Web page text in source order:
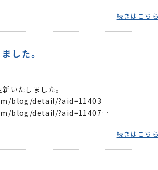
続きはこちら
した。
いたしました。
blog/detail/?aid=11403
blog/detail/?aid=11407
続きはこちら